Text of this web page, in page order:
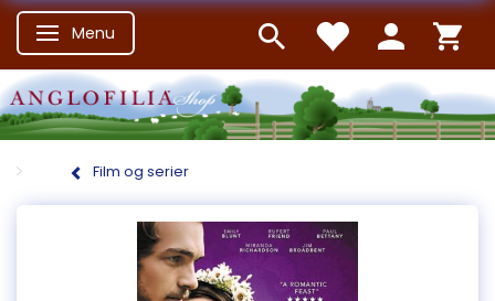
Skifte navigation
Menu
Film og serier